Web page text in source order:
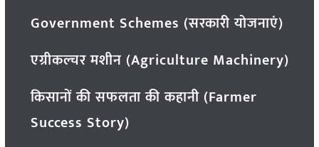
Government Schemes (सरकारी योजनाएं)
एग्रीकल्चर मशीन (Agriculture Machinery)
किसानों की सफलता की कहानी (Farmer
Success Story)